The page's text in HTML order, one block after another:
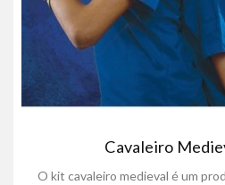
Cavaleiro
O kit cavaleiro medieval é um